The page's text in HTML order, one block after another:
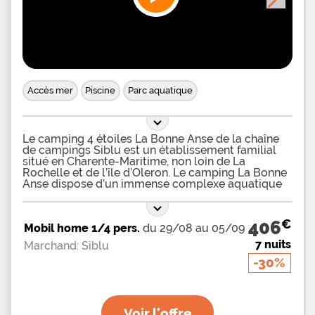
Accès mer Piscine Parc aquatique
Le camping 4 étoiles La Bonne Anse de la chaîne
de campings Siblu est un établissement familial
situé en Charente-Maritime, non loin de La
Rochelle et de l’île d’Oleron. Le camping La Bonne
Anse dispose d’un immense complexe aquatique
plaisir à toute la famille. Cet espace aquatique
dispose de trois grands toboggans aquatiques
destinés aux amateurs de sensations fortes. Les
enfants pourront s’amuser dans la pataugeoire
chauffée mise à leur disposition, accompagnée de
jeux aquatiques et ludiques avec jets d’eau. La
permettront de prendre des moments de détente.
L’ensemble de l’espace aquatique mis à
Mobil home 1/4 pers. du 29/08 au 05/09
Marchand: Siblu
406€
7 nuits
-30%